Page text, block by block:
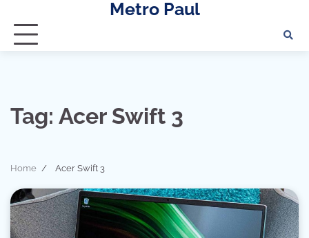
content
Metro Paul
Tag: Acer Swift 3
Home Acer Swift 3